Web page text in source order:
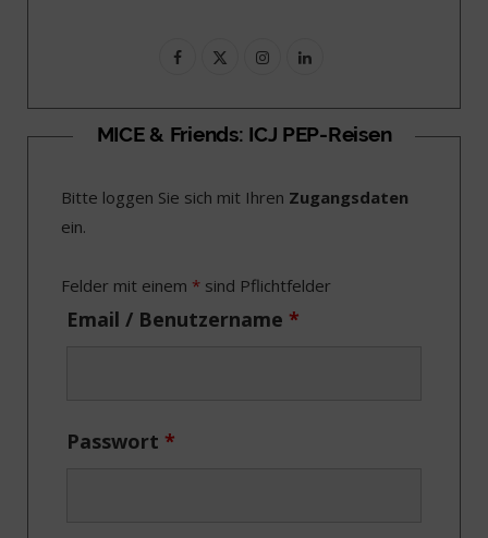
F
c
b
k
T
i
e
I
s
a
r
a
L
n
e
I
MICE & Friends: ICJ PEP-Reisen
Bitte loggen Sie sich mit Ihren Zugangsdaten
ein.
Felder mit einem * sind Pflichtfelder
Email / Benutzername *
Passwort *